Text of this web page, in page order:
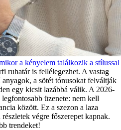
a kényelem találkozik a stílussal
ruhatár is fellélegezhet. A vastag
a sötét tónusokat felváltják
egy kicsit lazábbá válik. A 2026-
üzenete: nem kell
között. Ez a szezon a laza
végre főszerepet kapnak.
trendeket!